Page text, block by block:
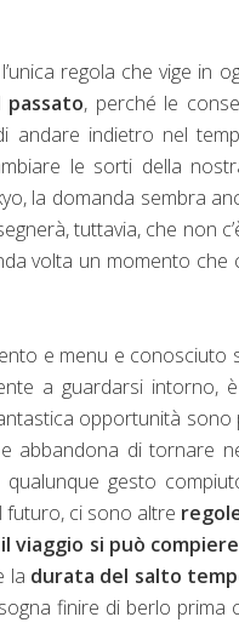
regola che vige in
, perché le
andare indietro nel
le sorti della
la domanda sembra
tuttavia, che non
volta un momento che
e menu e conosciuto
a guardarsi intorno,
opportunità
abbandona di tornare
gesto
futuro, ci sono altre
il viaggio si può
la durata del salto
finire di berlo prima